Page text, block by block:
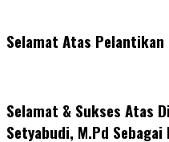
Selamat Atas Pelantikan
Selamat & Sukses Atas
Setyabudi, M.Pd